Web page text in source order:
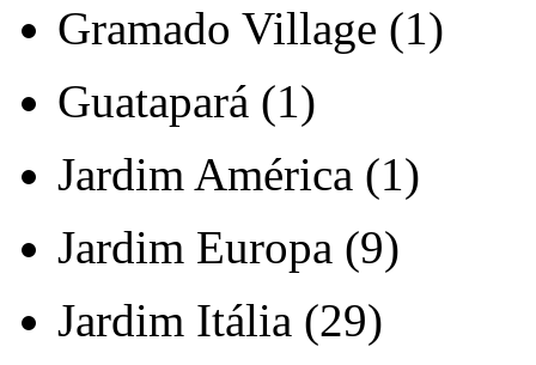
Gramado Village (1)
Guatapará (1)
Jardim América (1)
Jardim Europa (9)
Jardim Itália (29)